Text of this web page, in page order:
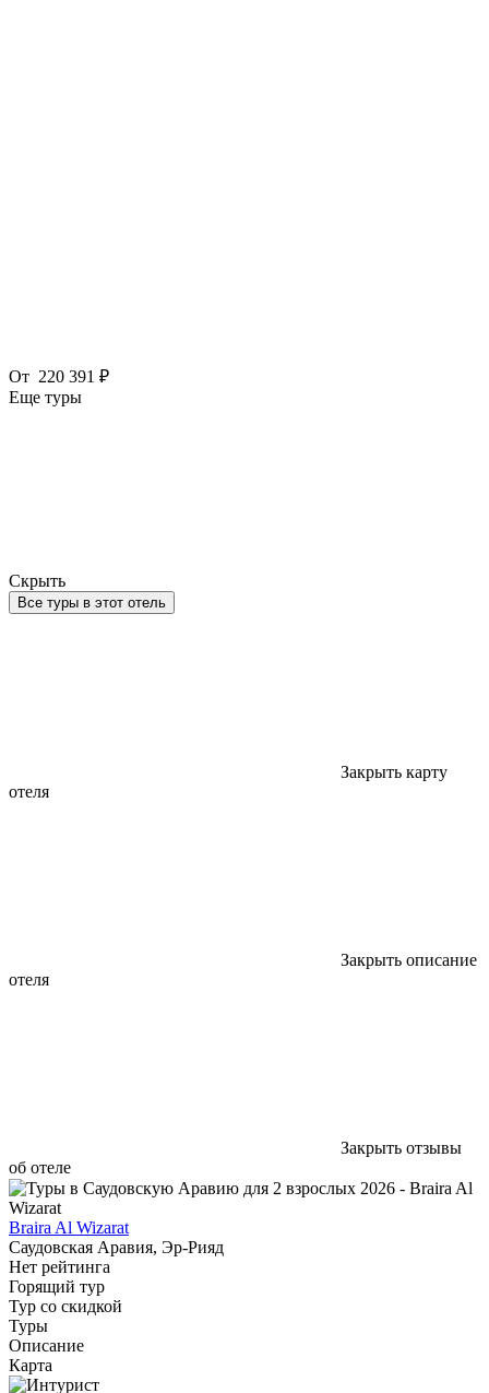
От 220 391 ₽
Еще туры
Скрыть
Все туры в этот отель
Закрыть карту
отеля
Закрыть описание
отеля
Закрыть отзывы
об отеле
Braira Al Wizarat
Саудовская Аравия, Эр-Рияд
Нет рейтинга
Горящий тур
Тур со скидкой
Туры
Описание
Карта